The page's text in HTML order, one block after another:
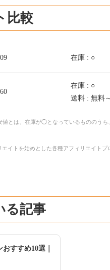
比較
在庫 : ○
在庫 : ○
送料 : 無料～
とは、在庫が◯となっているもののう
イトを始めとした各種アフィリエイト
る記事
すすめ10選｜